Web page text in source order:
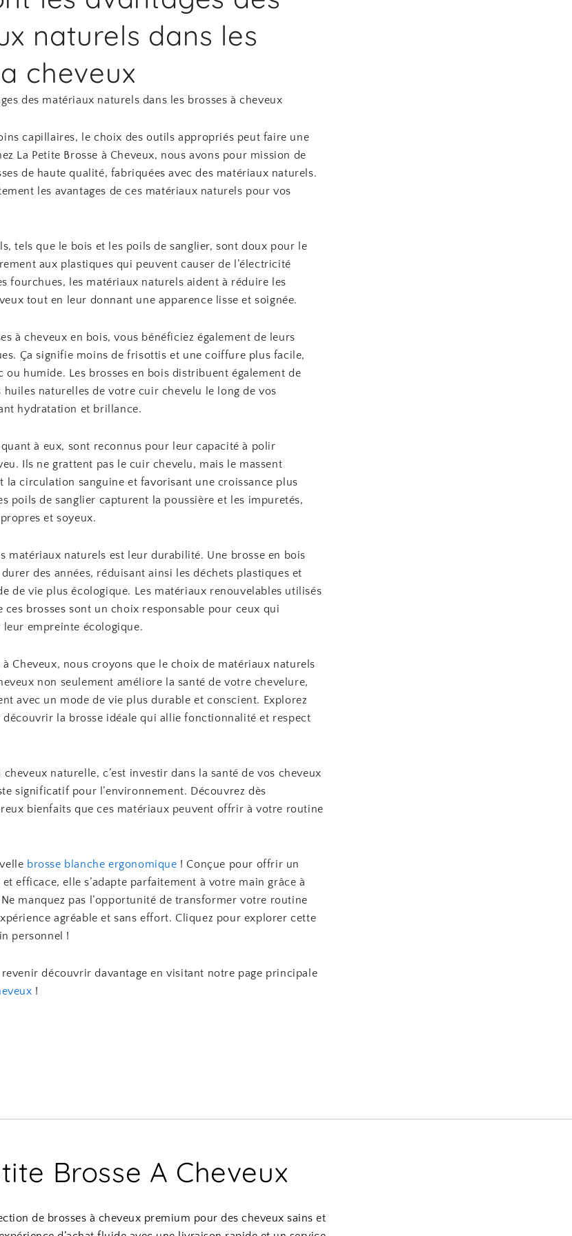
naturels dans les
cheveux
des matériaux naturels dans les brosses à cheveux
capillaires, le choix des outils appropriés peut faire une
La Petite Brosse à Cheveux, nous avons pour mission de
de haute qualité, fabriquées avec des matériaux naturels.
les avantages de ces matériaux naturels pour vos
tels que le bois et les poils de sanglier, sont doux pour le
aux plastiques qui peuvent causer de l’électricité
fourchues, les matériaux naturels aident à réduire les
tout en leur donnant une apparence lisse et soignée.
à cheveux en bois, vous bénéficiez également de leurs
Ça signifie moins de frisottis et une coiffure plus facile,
ou humide. Les brosses en bois distribuent également de
naturelles de votre cuir chevelu le long de vos
hydratation et brillance.
à eux, sont reconnus pour leur capacité à polir
Ils ne grattent pas le cuir chevelu, mais le massent
la circulation sanguine et favorisant une croissance plus
poils de sanglier capturent la poussière et les impuretés,
et soyeux.
matériaux naturels est leur durabilité. Une brosse en bois
des années, réduisant ainsi les déchets plastiques et
de vie plus écologique. Les matériaux renouvelables utilisés
ces brosses sont un choix responsable pour ceux qui
empreinte écologique.
à Cheveux, nous croyons que le choix de matériaux naturels
non seulement améliore la santé de votre chevelure,
avec un mode de vie plus durable et conscient. Explorez
la brosse idéale qui allie fonctionnalité et respect
naturelle, c’est investir dans la santé de vos cheveux
significatif pour l’environnement. Découvrez dès
bienfaits que ces matériaux peuvent offrir à votre routine
brosse blanche ergonomique ! Conçue pour offrir un
efficace, elle s’adapte parfaitement à votre main grâce à
manquez pas l’opportunité de transformer votre routine
agréable et sans effort. Cliquez pour explorer cette
personnel !
découvrir davantage en visitant notre page principale
!
Brosse A Cheveux
de brosses à cheveux premium pour des cheveux sains et